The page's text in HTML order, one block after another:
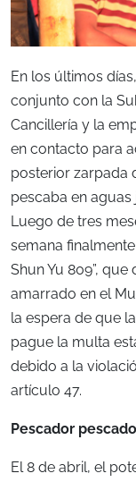
En los últimos
conjunto con la
Cancillería y la
en contacto para
posterior zarpada
pescaba en
Luego de tres
semana
Shun Yu 809”,
amarrado en el
la espera de que
pague la multa
debido a la
artículo 47.
Pescador pescado
El 8 de abril, el